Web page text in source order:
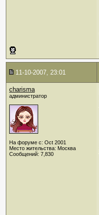
11-10-2007, 23:01
charisma
администратор
На форуме с: Oct 2001
Место жительства: Москва
Сообщений: 7,830